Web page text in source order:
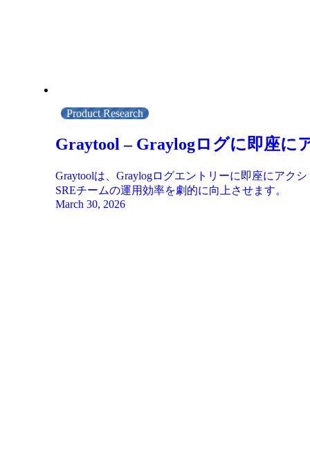
Product Research
Graytool – Graylogログに即座に
Graytoolは、Graylogログエントリーに即座にアク
SREチームの運用効率を劇的に向上させます。
March 30, 2026